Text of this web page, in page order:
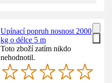
Upínací popruh nosnost 2000
kg o délce 5 m
Toto zboží zatím nikdo
nehodnotil.